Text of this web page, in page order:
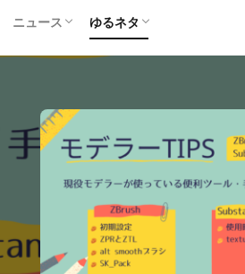
ニュース
コンテスト
ゆるネタ
配信・実況
ボードゲーム
編集部の部屋